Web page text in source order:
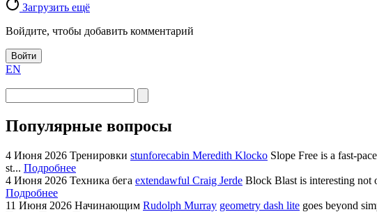
Загрузить ещё
Войдите, чтобы добавить комментарий
Войти
EN
Популярные вопросы
4 Июня 2026 Тренировки stunforecabin Meredith Klocko Slope Free is a fast-
st... Подробнее
4 Июня 2026 Техника бега extendawful Craig Jerde Block Blast is interesting not
Подробнее
11 Июня 2026 Начинающим Rudolph Murray geometry dash lite goes beyond